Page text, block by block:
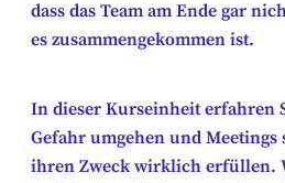
dass das Team am Ende gar
es zusammengekommen ist.
In dieser Kurseinheit erfahren
Gefahr umgehen und Meetings
ihren Zweck wirklich erfüllen.